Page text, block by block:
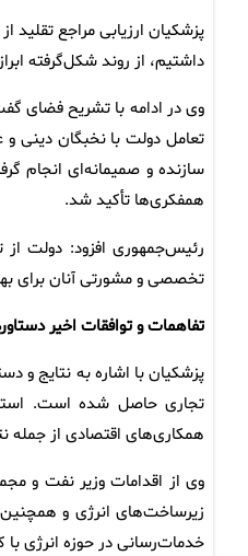
پزشکیان ارزیابی مراجع تقلید
داشتیم، از روند شکل‌گرفته
وی در ادامه با تشریح فضای
تعامل دولت با نخبگان دینی
سازنده و صمیمانه‌ای انجام
همفکری‌ها تأکید شد.
رئیس‌جمهوری افزود: دولت از
تخصصی و مشورتی آنان برای
تفاهمات و توافقات اخیر
پزشکیان با اشاره به نتایج و
تجاری حاصل شده است.
همکاری‌های اقتصادی از جمله
وی از اقدامات وزیر نفت و
زیرساخت‌های انرژی و
خدمات‌رسانی در حوزه انرژی با